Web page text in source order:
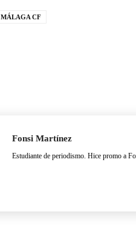
MÁLAGA CF
Fonsi Martínez
Estudiante de periodismo. Hice promo a